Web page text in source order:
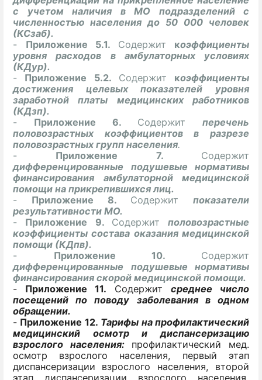
с учетом наличия в МО подразделений с
численностью населения до 50 000 человек
(КСзаб).
- Приложение 5.1. Содержит коэффициенты
уровня расходов в амбулаторных условиях
(КДур).
- Приложение 5.2. Содержит коэффициенты
достижения целевых показателей уровня
заработной платы медицинских работников
(КДзп).
- Приложение 6. Содержит перечень
половозрастных коэффициентов в разрезе
половозрастных групп населения.
- Приложение 7. Содержит
дифференцированные подушевые нормативы
финансирования амбулаторной медицинской
помощи на прикрепившихся лиц.
- Приложение 8. Содержит показатели
результативности МО.
- Приложение 9. Содержит половозрастные
коэффициенты состава оказания медицинской
помощи (КДпв).
- Приложение 10. Содержит
дифференцированные подушевые нормативы
финансирования скорой медицинской помощи.
-
Приложение 11. Содержит среднее число
посещений по поводу заболевания в одном
обращении.
- Приложение 12. Тарифы на профилактический
медицинский осмотр и диспансеризацию
взрослого населения: профилактический мед.
осмотр взрослого населения, первый этап
диспансеризации взрослого населения, второй
этап диспансеризации взрослого населения,